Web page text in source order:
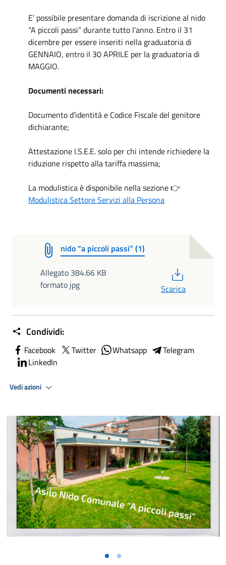
E’ possibile presentare domanda di iscrizione al nido
“A piccoli passi” durante tutto l’anno. Entro il 31
dicembre per essere inseriti nella graduatoria di
GENNAIO, entro il 30 APRILE per la graduatoria di
MAGGIO.
Documenti necessari:
Documento d’identità e Codice Fiscale del genitore
dichiarante;
Attestazione I.S.E.E. solo per chi intende richiedere la
riduzione rispetto alla tariffa massima;
La modulistica è disponibile nella sezione 👉
Modulistica Settore Servizi alla Persona
nido “a piccoli passi” (1)
Allegato 384.66 KB
formato jpg
Scarica
Condividi:
Facebook Twitter Whatsapp
Telegram
LinkedIn
Vedi azioni